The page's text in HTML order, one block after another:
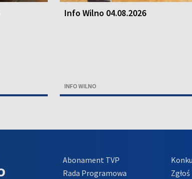
Info Wilno 04.08.2026
INFO WILNO
Abonament TVP
Rada Programowa